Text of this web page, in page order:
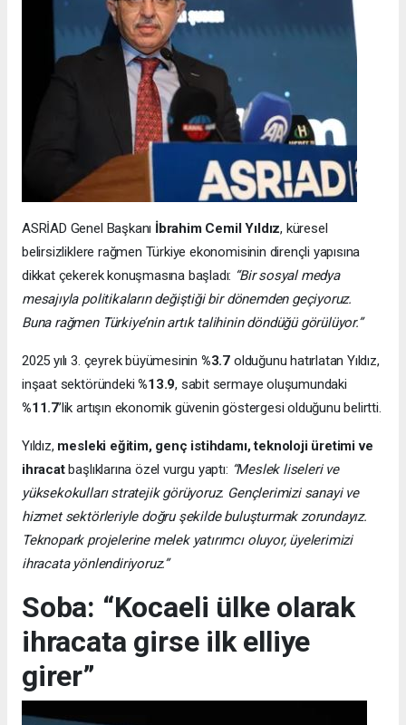
ASRİAD Genel Başkanı İbrahim Cemil Yıldız, küresel
belirsizliklere rağmen Türkiye ekonomisinin dirençli yapısına
dikkat çekerek konuşmasına başladı: “Bir sosyal medya
mesajıyla politikaların değiştiği bir dönemden geçiyoruz.
Buna rağmen Türkiye’nin artık talihinin döndüğü görülüyor.”
2025 yılı 3. çeyrek büyümesinin %3.7 olduğunu hatırlatan Yıldız,
inşaat sektöründeki%13.9, sabit sermaye oluşumundaki
%11.7’lik artışın ekonomik güvenin göstergesi olduğunu belirtti.
Yıldız, mesleki eğitim, genç istihdamı, teknoloji üretimi ve
ihracatbaşlıklarına özel vurgu yaptı: “Meslek liseleri ve
yüksekokulları stratejik görüyoruz. Gençlerimizi sanayi ve
hizmet sektörleriyle doğru şekilde buluşturmak zorundayız.
Teknopark projelerine melek yatırımcı oluyor, üyelerimizi
ihracata yönlendiriyoruz.”
Soba: “Kocaeli ülke olarak
ihracata girse ilk elliye
girer”